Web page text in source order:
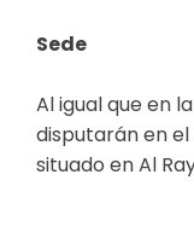
Sede
Al igual que en
disputarán en
situado en Al